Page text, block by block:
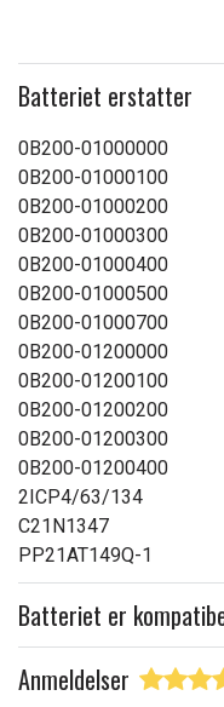
Batteriet erstatter
0B200-01000000
0B200-01000100
0B200-01000200
0B200-01000300
0B200-01000400
0B200-01000500
0B200-01000700
0B200-01200000
0B200-01200100
0B200-01200200
0B200-01200300
0B200-01200400
2ICP4/63/134
C21N1347
PP21AT149Q-1
Batteriet er
Anmeldelser